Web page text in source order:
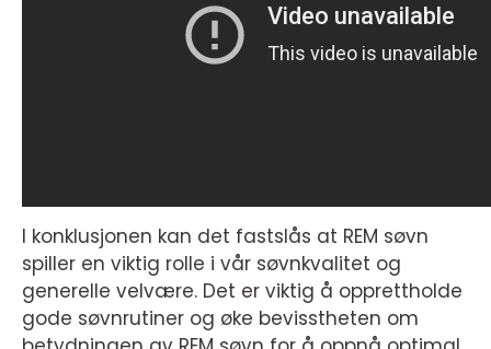
I konklusjonen kan det fastslås at REM søvn
spiller en viktig rolle i vår søvnkvalitet og
generelle velvære. Det er viktig å opprettholde
gode søvnrutiner og øke bevisstheten om